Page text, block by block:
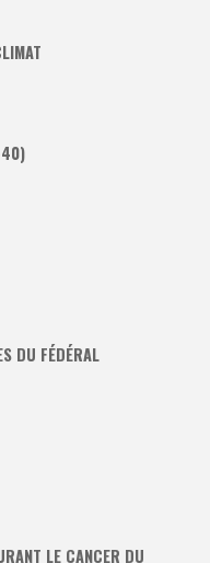
40)
DU FÉDÉRAL
LE CANCER DU